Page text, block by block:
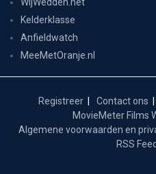
Kelderklasse
Anfieldwatch
MeeMetOranje.nl
Registreer Contact ons
MovieMeter Films
Algemene voorwaarden en
RSS